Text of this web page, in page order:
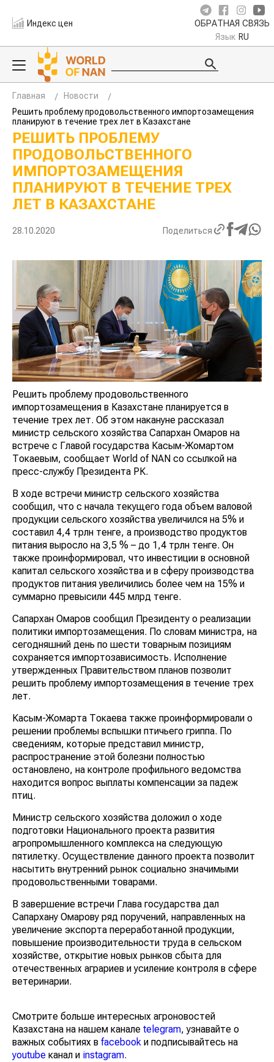
Индекс цен ОБРАТНАЯ СВЯЗЬ
Язык RU
Главная
Новости
Решить проблему продовольственного импортозамещения
планируют в течение трех лет в Казахстане
РЕШИТЬ ПРОБЛЕМУ
ПРОДОВОЛЬСТВЕННОГО
ИМПОРТОЗАМЕЩЕНИЯ
ПЛАНИРУЮТ В ТЕЧЕНИЕ ТРЕХ
ЛЕТ В КАЗАХСТАНЕ
28.10.2020 Поделиться
Решить проблему продовольственного
импортозамещения в Казахстане планируется в
течение трех лет. Об этом накануне рассказал
министр сельского хозяйства Сапархан Омаров на
встрече с Главой государства Касым-Жомартом
Токаевым, сообщает World of NAN со ссылкой на
пресс-службу Президента РК.
В ходе встречи министр сельского хозяйства
сообщил, что с начала текущего года объем валовой
продукции сельского хозяйства увеличился на 5% и
составил 4,4 трлн тенге, а производство продуктов
питания выросло на 3,5 % – до 1,4 трлн тенге. Он
также проинформировал, что инвестиции в основной
капитал сельского хозяйства и в сферу производства
продуктов питания увеличились более чем на 15% и
суммарно превысили 445 млрд тенге.
Сапархан Омаров сообщил Президенту о реализации
политики импортозамещения. По словам министра, на
сегодняшний день по шести товарным позициям
сохраняется импортозависимость. Исполнение
утвержденных Правительством планов позволит
решить проблему импортозамещения в течение трех
лет.
Касым-Жомарта Токаева также проинформировали о
решении проблемы вспышки птичьего гриппа. По
сведениям, которые представил министр,
распространение этой болезни полностью
остановлено, на контроле профильного ведомства
находится вопрос выплаты компенсации за падеж
птиц.
Министр сельского хозяйства доложил о ходе
подготовки Национального проекта развития
агропромышленного комплекса на следующую
пятилетку. Осуществление данного проекта позволит
насытить внутренний рынок социально значимыми
продовольственными товарами.
В завершение встречи Глава государства дал
Сапархану Омарову ряд поручений, направленных на
увеличение экспорта переработанной продукции,
повышение производительности труда в сельском
хозяйстве, открытие новых рынков сбыта для
отечественных аграриев и усиление контроля в сфере
ветеринарии.
Смотрите больше интересных агроновостей
Казахстана на нашем канале telegram, узнавайте о
важных событиях в facebook и подписывайтесь на
youtube канал и instagram.